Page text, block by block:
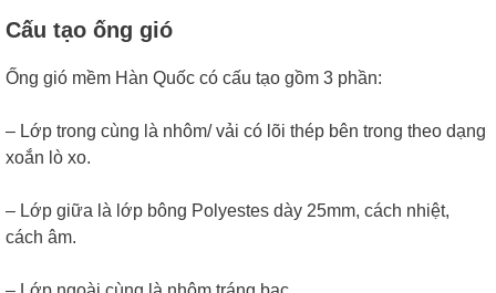
Cấu tạo ống gió
Ống gió mềm Hàn Quốc có cấu tạo gồm 3 phần:
– Lớp trong cùng là nhôm/ vải có lõi thép bên trong theo dạng
xoắn lò xo.
– Lớp giữa là lớp bông Polyestes dày 25mm, cách nhiệt,
cách âm.